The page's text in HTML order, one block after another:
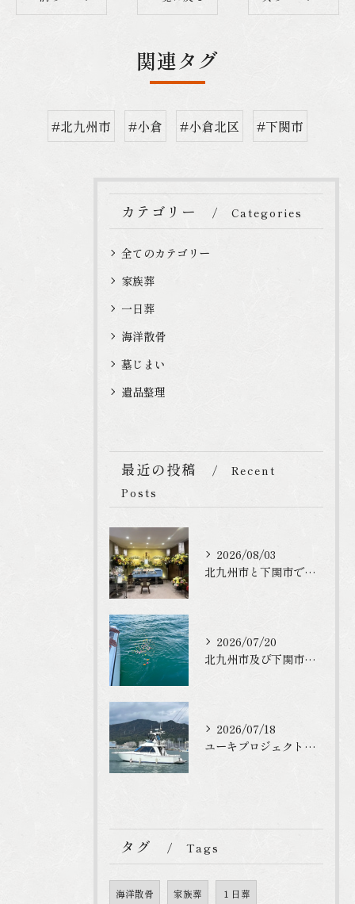
関連タグ
#北九州市 #小倉 #小倉北区 #下関市
カテゴリー Categories
全てのカテゴリー
家族葬
一日葬
海洋散骨
墓じまい
遺品整理
最近の投稿
Recent
Posts
2026/08/03
北九州市と下関市で家族葬のご利用を頂きました
2026/07/20
北九州市及び下関市でお墓や仏壇終いをご検討の方
2026/07/18
ユーキプロジェクトは適法に海洋散骨を行っています
タグ Tags
海洋散骨 家族葬 １日葬